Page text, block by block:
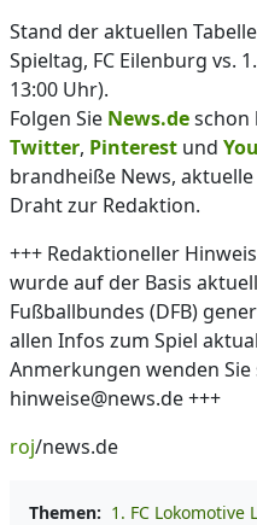
Stand der aktuellen
Spieltag, FC Eilenburg vs.
13:00 Uhr).
Folgen Sie News.deschon
Twitter, Pinterest und
brandheiße News,
Draht zur Redaktion.
+++ Redaktioneller
wurde auf der Basis
Fußballbundes (DFB)
allen Infos zum Spiel
Anmerkungen wenden
hinweise@news.de +++
roj/news.de
Themen: 1. FC Lokomotive